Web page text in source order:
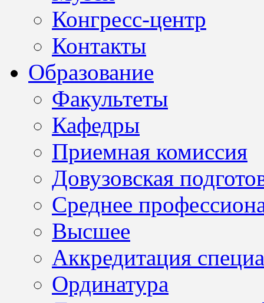
Конгресс-центр
Контакты
Образование
Факультеты
Кафедры
Приемная комиссия
Довузовская
Среднее
Высшее
Аккредитация
Ординатура